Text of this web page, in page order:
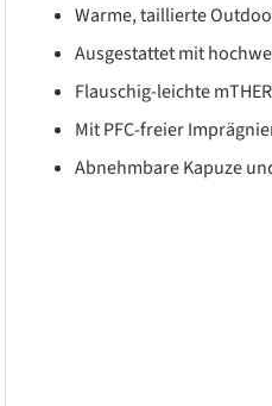
Warme, taillierte
Ausgestattet mit
Flauschig-leichte
Mit PFC-freier
Abnehmbare Kapuze